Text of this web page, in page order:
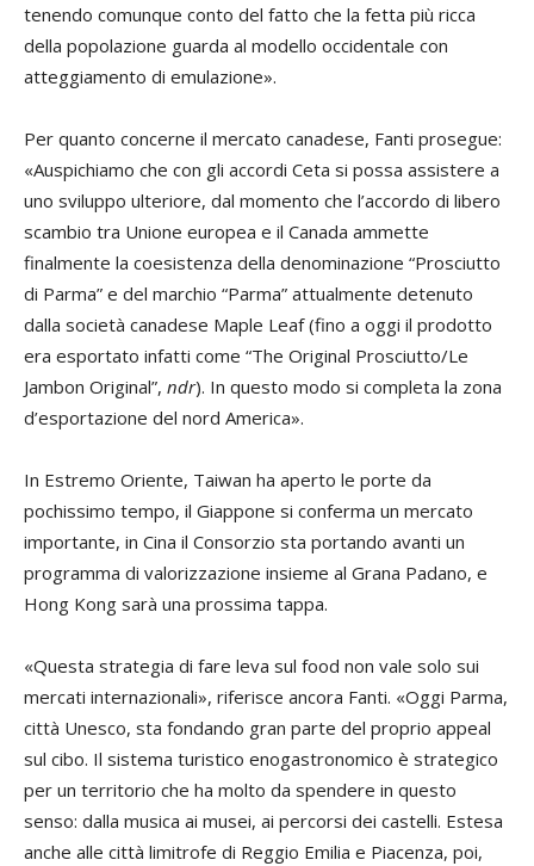
tenendo comunque conto del fatto che la fetta più ricca
della popolazione guarda al modello occidentale con
atteggiamento di emulazione».
Per quanto concerne il mercato canadese, Fanti prosegue:
«Auspichiamo che con gli accordi Ceta si possa assistere a
uno sviluppo ulteriore, dal momento che l’accordo di libero
scambio tra Unione europea e il Canada ammette
finalmente la coesistenza della denominazione “Prosciutto
di Parma” e del marchio “Parma” attualmente detenuto
dalla società canadese Maple Leaf (fino a oggi il prodotto
era esportato infatti come “The Original Prosciutto/Le
Jambon Original”, ndr). In questo modo si completa la zona
d’esportazione del nord America».
In Estremo Oriente, Taiwan ha aperto le porte da
pochissimo tempo, il Giappone si conferma un mercato
importante, in Cina il Consorzio sta portando avanti un
programma di valorizzazione insieme al Grana Padano, e
Hong Kong sarà una prossima tappa.
«Questa strategia di fare leva sul food non vale solo sui
mercati internazionali», riferisce ancora Fanti. «Oggi Parma,
città Unesco, sta fondando gran parte del proprio appeal
sul cibo. Il sistema turistico enogastronomico è strategico
per un territorio che ha molto da spendere in questo
senso: dalla musica ai musei, ai percorsi dei castelli. Estesa
anche alle città limitrofe di Reggio Emilia e Piacenza, poi,